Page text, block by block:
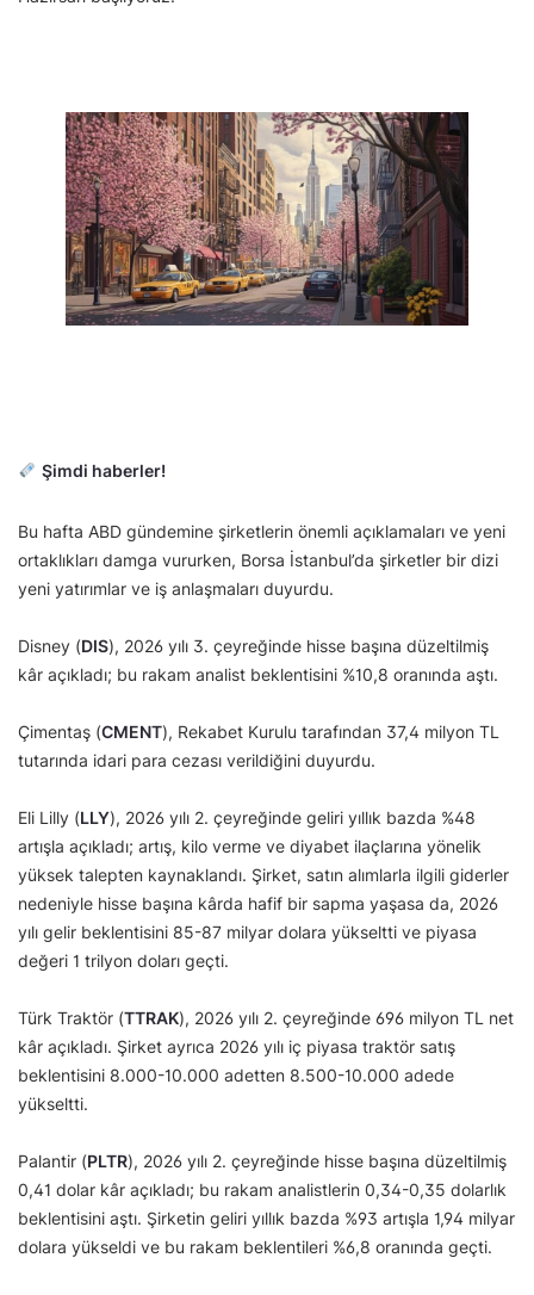
Şimdi haberler!
Bu hafta ABD gündemine şirketlerin önemli açıklamaları ve yeni
ortaklıkları damga vururken, Borsa İstanbul’da şirketler bir dizi
yeni yatırımlar ve iş anlaşmaları duyurdu.
Disney (DIS), 2026 yılı 3. çeyreğinde hisse başına düzeltilmiş
kâr açıkladı; bu rakam analist beklentisini %10,8 oranında aştı.
Çimentaş (CMENT), Rekabet Kurulu tarafından 37,4 milyon TL
tutarında idari para cezası verildiğini duyurdu.
Eli Lilly (LLY), 2026 yılı 2. çeyreğinde geliri yıllık bazda %48
artışla açıkladı; artış, kilo verme ve diyabet ilaçlarına yönelik
yüksek talepten kaynaklandı. Şirket, satın alımlarla ilgili giderler
nedeniyle hisse başına kârda hafif bir sapma yaşasa da, 2026
yılı gelir beklentisini 85-87 milyar dolara yükseltti ve piyasa
değeri 1 trilyon doları geçti.
Türk Traktör (TTRAK), 2026 yılı 2. çeyreğinde 696 milyon TL net
kâr açıkladı. Şirket ayrıca 2026 yılı iç piyasa traktör satış
beklentisini 8.000-10.000 adetten 8.500-10.000 adede
yükseltti.
Palantir (PLTR), 2026 yılı 2. çeyreğinde hisse başına düzeltilmiş
0,41 dolar kâr açıkladı; bu rakam analistlerin 0,34-0,35 dolarlık
beklentisini aştı. Şirketin geliri yıllık bazda %93 artışla 1,94 milyar
dolara yükseldi ve bu rakam beklentileri %6,8 oranında geçti.